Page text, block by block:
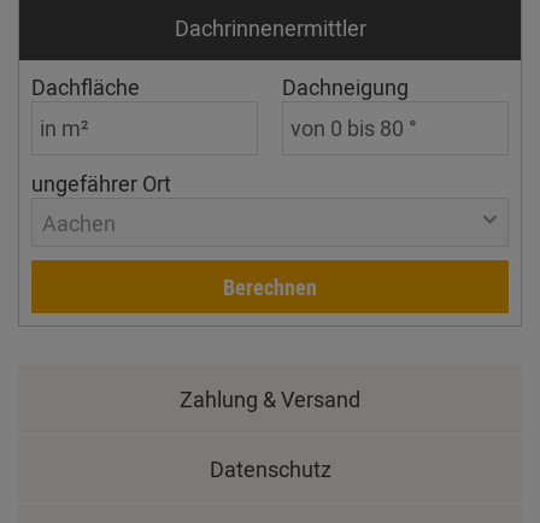
Dachrinnen­ermittler
Dachfläche Dachneigung
ungefährer Ort
Aachen
Berechnen
Zahlung & Versand
Datenschutz